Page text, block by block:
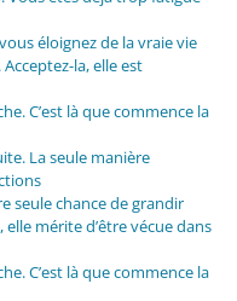
éloignez de la vraie vie
la, elle est
C’est là que commence la
La seule manière
seule chance de grandir
mérite d’être vécue dans
C’est là que commence la